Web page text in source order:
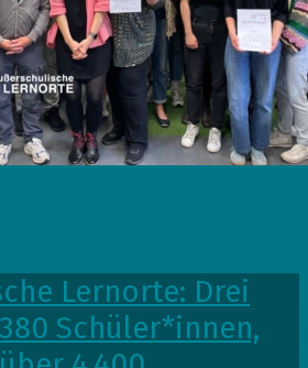
Lernorte: Drei
Schüler*innen,